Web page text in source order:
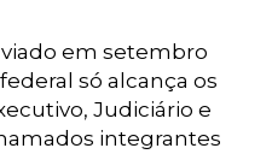
em setembro
só alcança os
Judiciário e
integrantes